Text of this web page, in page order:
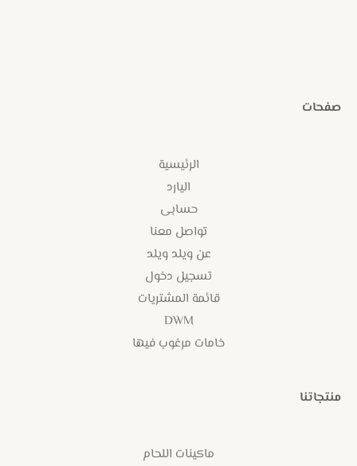
صفحات
الرئيسية
اليارد
حسابى
تواصل معنا
عن ويلد ويلد
تسجيل دخول
قائمة المشتريات
DWM
خامات مرغوب فيها
منتجاتنا
ماكينات اللحام